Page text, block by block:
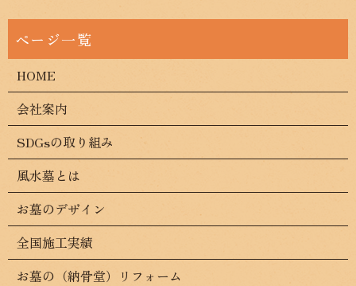
HOME
会社案内
SDGsの取り組み
風水墓とは
お墓のデザイン
全国施工実績
お墓の（納骨堂）リフォーム